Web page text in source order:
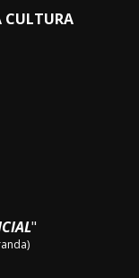
CULTURA
"